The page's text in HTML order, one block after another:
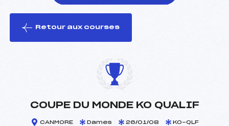
le ski
Retour aux courses
COUPE DU MONDE KO QUALIF
CANMORE Dames 26/01/08 KO-QLF